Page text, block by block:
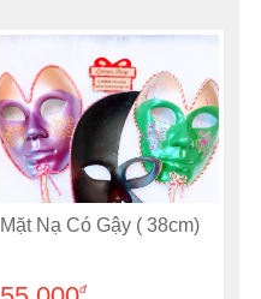
Mặt Nạ Có Gậy ( 38cm)
đ